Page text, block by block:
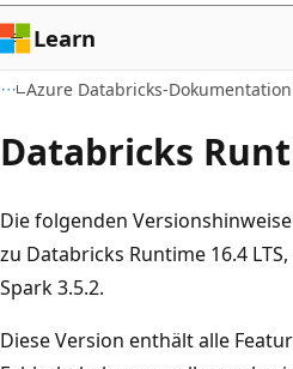
Learn
Azure Databricks-Dokumentation
Databricks
Die folgenden
zu Databricks Runtime 16.4
Spark 3.5.2.
Diese Version enthält alle